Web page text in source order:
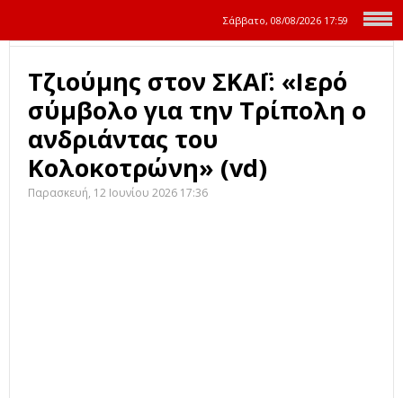
Σάββατο, 08/08/2026 17:59
Τζιούμης στον ΣΚΑΪ: «Ιερό
σύμβολο για την Τρίπολη ο
ανδριάντας του
Κολοκοτρώνη» (vd)
Παρασκευή, 12 Ιουνίου 2026 17:36